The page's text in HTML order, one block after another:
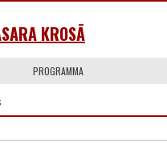
KROSĀ
PROGRAMMA